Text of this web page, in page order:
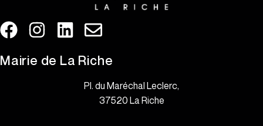
Mairie de La Riche
Pl. du Maréchal Leclerc,
37520 La Riche